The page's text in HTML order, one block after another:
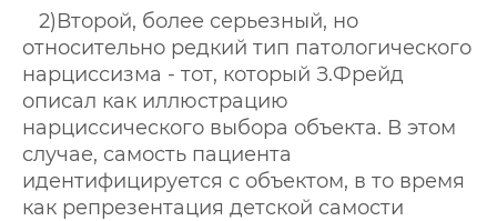
2)Второй, более серьезный, но
относительно редкий тип патологического
нарциссизма - тот, который З.Фрейд
описал как иллюстрацию
нарциссического выбора объекта. В этом
случае, самость пациента
идентифицируется с объектом, в то время
как репрезентация детской самости